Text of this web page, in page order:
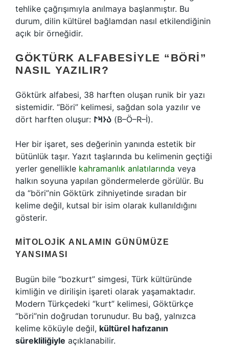
tehlike çağrışımıyla anılmaya başlanmıştır. Bu
durum, dilin kültürel bağlamdan nasıl etkilendiğinin
açık bir örneğidir.
GÖKTÜRK ALFABESIYLE “BÖRI”
NASIL YAZILIR?
Göktürk alfabesi, 38 harften oluşan runik bir yazı
sistemidir. “Böri” kelimesi, sağdan sola yazılır ve
dört harften oluşur: 𐰉𐰆𐰺𐰃 (B–Ö–R–İ).
Her bir işaret, ses değerinin yanında estetik bir
bütünlük taşır. Yazıt taşlarında bu kelimenin geçtiği
yerler genellikle kahramanlık anlatılarında veya
halkın soyuna yapılan göndermelerde görülür. Bu
da “böri”nin Göktürk zihniyetinde sıradan bir
kelime değil, kutsal bir isim olarak kullanıldığını
gösterir.
MITOLOJIK ANLAMIN GÜNÜMÜZE
YANSIMASI
Bugün bile “bozkurt” simgesi, Türk kültüründe
kimliğin ve dirilişin işareti olarak yaşamaktadır.
Modern Türkçedeki “kurt” kelimesi, Göktürkçe
“böri”nin doğrudan torunudur. Bu bağ, yalnızca
kelime köküyle değil, kültürel hafızanın
sürekliliğiyle açıklanabilir.